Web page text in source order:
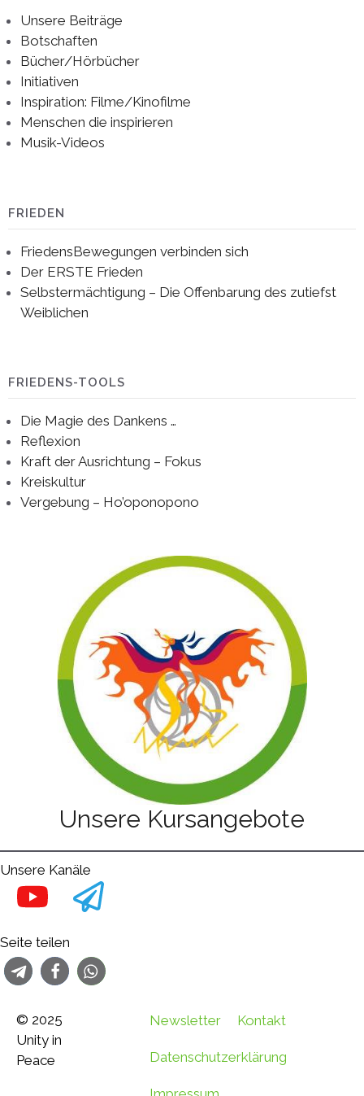
Unsere Beiträge
Botschaften
Bücher/Hörbücher
Initiativen
Inspiration: Filme/Kinofilme
Menschen die inspirieren
Musik-Videos
FRIEDEN
FriedensBewegungen verbinden sich
Der ERSTE Frieden
Selbstermächtigung – Die Offenbarung des zutiefst
Weiblichen
FRIEDENS-TOOLS
Die Magie des Dankens …
Reflexion
Kraft der Ausrichtung – Fokus
Kreiskultur
Vergebung – Ho’oponopono
Unsere Kursangebote
Unsere Kanäle
Seite teilen
© 2025
Unity in
Peace
Newsletter Kontakt
Datenschutzerklärung